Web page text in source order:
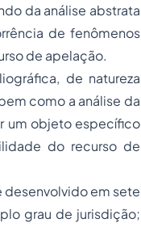
da análise abstrata
de fenômenos
de apelação.
de natureza
como a análise da
um objeto específico
do recurso de
desenvolvido em sete
grau de jurisdição;